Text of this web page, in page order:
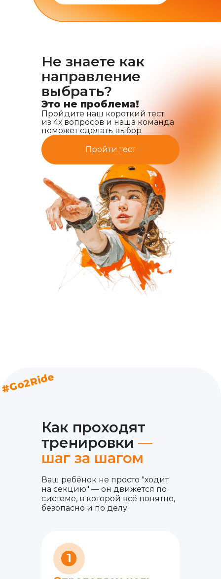
Не знаете как
направление
выбрать?
Это не проблема!
Пройдите наш короткий тест
из 4х вопросов и наша команда
поможет сделать выбор
Пройти тест
#Go2Ride
Как проходят
тренировки —
шаг за шагом
Ваш ребёнок не просто "ходит
на секцию" — он движется по
системе, в которой всё понятно,
безопасно и по делу.
1